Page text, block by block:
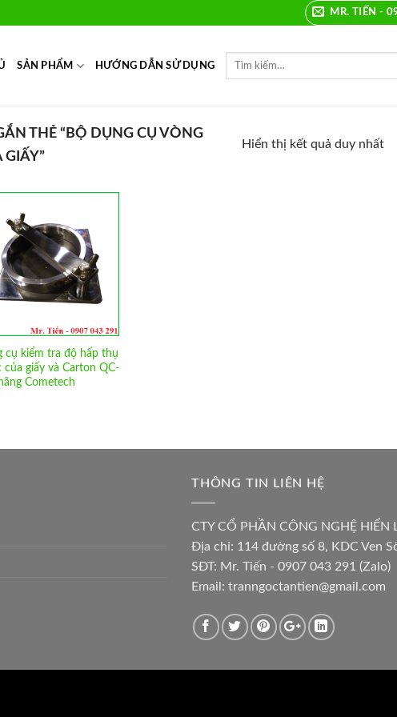
MR. TIẾN -
SẢN PHẨM HƯỚNG DẪN SỬ DỤNG
THẺ “BỘ DỤNG CỤ VÒNG
Hiển thị kết quả duy nhất
Add to
Wishlist
cụ kiểm tra độ hấp thụ
của giấy và Carton QC-
Cometech
THÔNG TIN LIÊN HỆ
CTY CỔ PHẦN CÔNG NGHỆ HIỂN
Địa chỉ: 114 đường số 8, KDC Ven
SĐT: Mr. Tiến - 0907 043 291 (Zalo)
Email: tranngoctantien@gmail.com